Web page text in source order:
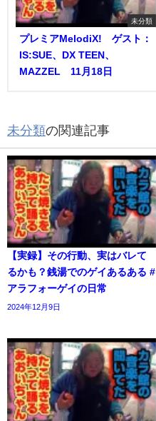
未分類
プレミアMelodiX! ゲスト：
IS:SUE、DX TEEN、
MAZZEL 11月18日
未分類の関連記事
【実録】その行動、実はバレて
るかも？銭湯でのゲイあるある #
アラフォーゲイの日常
2024年12月9日